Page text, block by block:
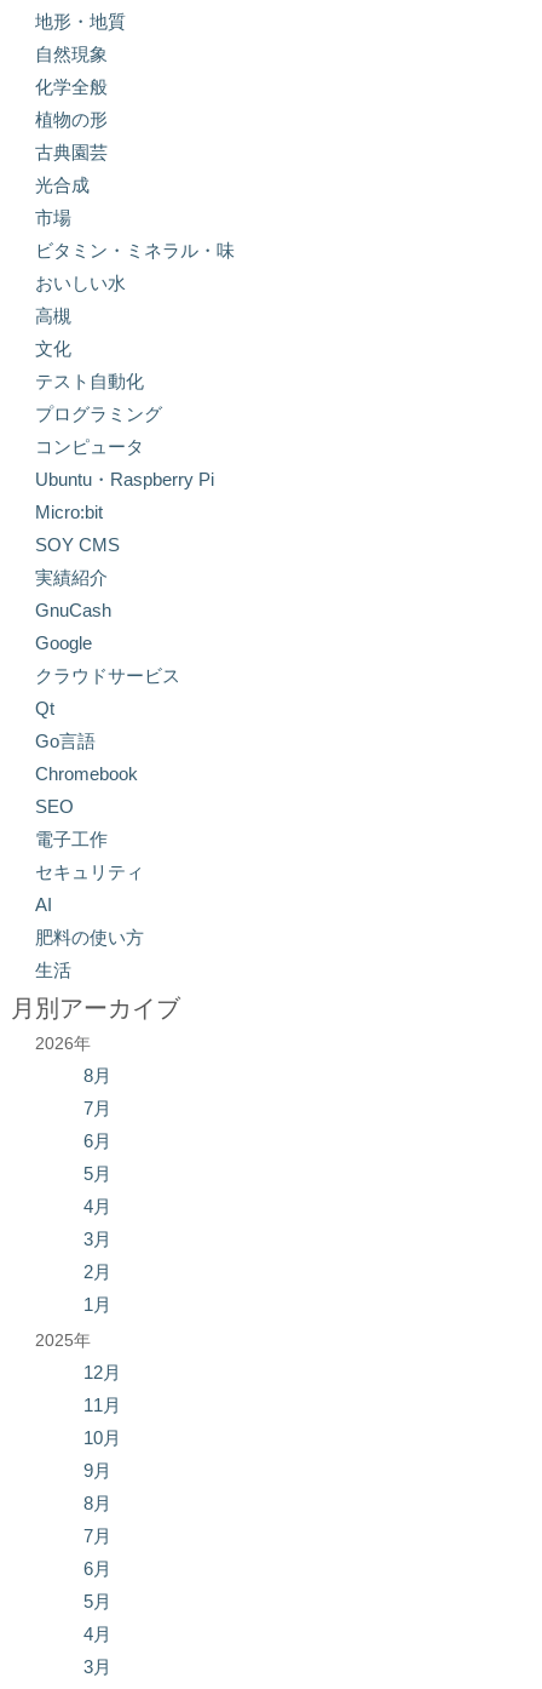
地形・地質
自然現象
化学全般
植物の形
古典園芸
光合成
市場
ビタミン・ミネラル・味
おいしい水
高槻
文化
テスト自動化
プログラミング
コンピュータ
Ubuntu・Raspberry Pi
Micro:bit
SOY CMS
実績紹介
GnuCash
Google
クラウドサービス
Qt
Go言語
Chromebook
SEO
電子工作
セキュリティ
AI
肥料の使い方
生活
月別アーカイブ
2026年
8月
7月
6月
5月
4月
3月
2月
1月
2025年
12月
11月
10月
9月
8月
7月
6月
5月
4月
3月